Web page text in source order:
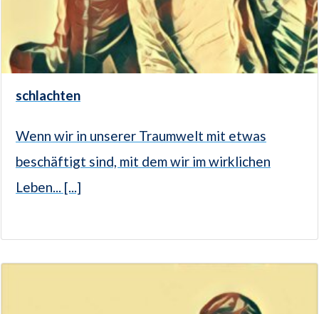
schlachten
Wenn wir in unserer Traumwelt mit etwas
beschäftigt sind, mit dem wir im wirklichen
Leben... [...]